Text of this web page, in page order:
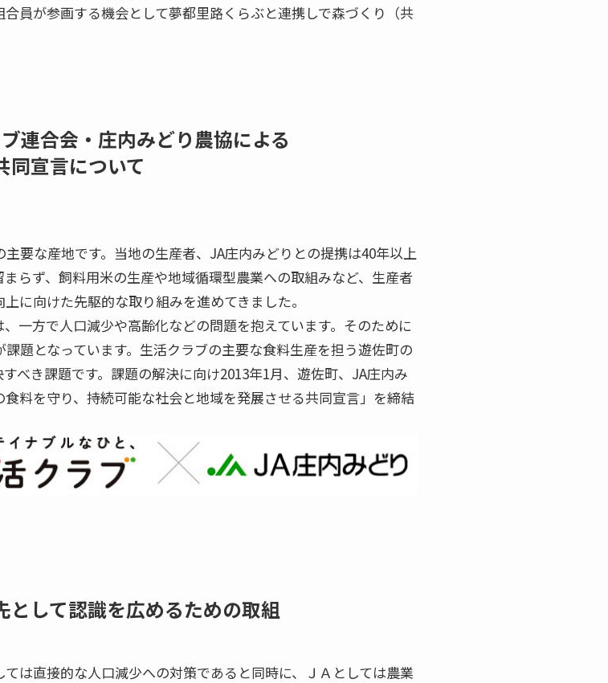
員が参画する機会として夢都里路くらぶと連携しで森づくり（共
連合会・庄内みどり農協による
同宣言について
要な産地です。当地の生産者、JA庄内みどりとの提携は40年以上
らず、飼料用米の生産や地域循環型農業への取組みなど、生産者
に向けた先駆的な取り組みを進めてきました。
一方で人口減少や高齢化などの問題を抱えています。そのために
題となっています。生活クラブの主要な食料生産を担う遊佐町の
べき課題です。課題の解決に向け2013年1月、遊佐町、JA庄内み
料を守り、持続可能な社会と地域を発展させる共同宣言」を締結
として認識を広めるための取組
ては直接的な人口減少への対策であると同時に、ＪＡとしては農業